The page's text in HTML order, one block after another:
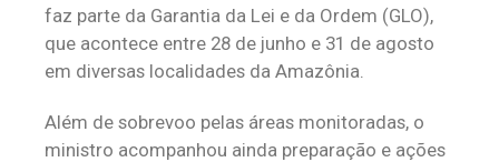
faz parte da Garantia da Lei e da Ordem (GLO),
que acontece entre 28 de junho e 31 de agosto
em diversas localidades da Amazônia.
Além de sobrevoo pelas áreas monitoradas, o
ministro acompanhou ainda preparação e ações